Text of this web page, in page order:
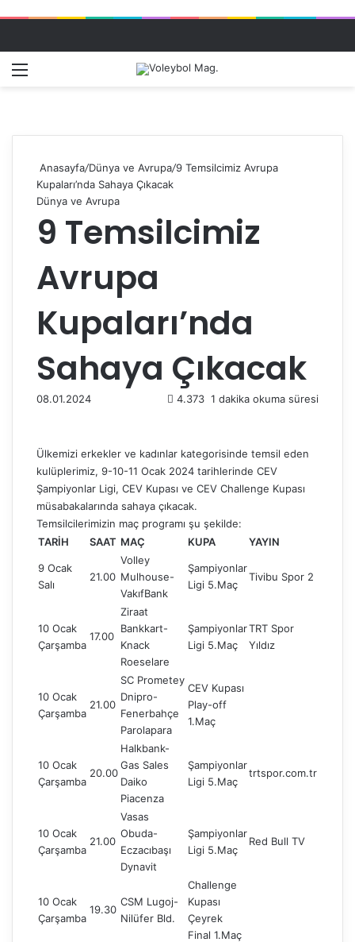
Anasayfa/Dünya ve Avrupa/9 Temsilcimiz Avrupa
Kupaları’nda Sahaya Çıkacak
Dünya ve Avrupa
9 Temsilcimiz
Avrupa
Kupaları’nda
Sahaya Çıkacak
08.01.2024 4.373 1 dakika okuma süresi
Ülkemizi erkekler ve kadınlar kategorisinde temsil eden
kulüplerimiz, 9-10-11 Ocak 2024 tarihlerinde CEV
Şampiyonlar Ligi, CEV Kupası ve CEV Challenge Kupası
müsabakalarında sahaya çıkacak.
Temsilcilerimizin maç programı şu şekilde:
TARİH
SAAT MAÇ KUPA YAYIN
9 Ocak
Salı
21.00
Volley
Mulhouse-
VakıfBank
Şampiyonlar
Ligi 5.Maç
Tivibu Spor 2
10 Ocak
Çarşamba
17.00
Ziraat
Bankkart-
Knack
Roeselare
Şampiyonlar
Ligi 5.Maç
TRT Spor
Yıldız
10 Ocak
Çarşamba
21.00
SC Prometey
Dnipro-
Fenerbahçe
Parolapara
CEV Kupası
Play-off
1.Maç
10 Ocak
Çarşamba
20.00
Halkbank-
Gas Sales
Daiko
Piacenza
Şampiyonlar
Ligi 5.Maç
trtspor.com.tr
10 Ocak
Çarşamba
21.00
Vasas
Obuda-
Eczacıbaşı
Dynavit
Şampiyonlar
Ligi 5.Maç
Red Bull TV
10 Ocak
Çarşamba
19.30
CSM Lugoj-
Nilüfer Bld.
Challenge
Kupası
Çeyrek
Final 1.Maç